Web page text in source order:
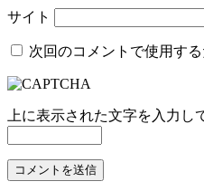
サイト
次回のコメントで使用す
上に表示された文字を入力し